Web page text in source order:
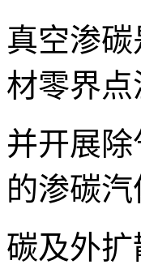
真空渗
材零界
并开展
的渗碳
碳及外